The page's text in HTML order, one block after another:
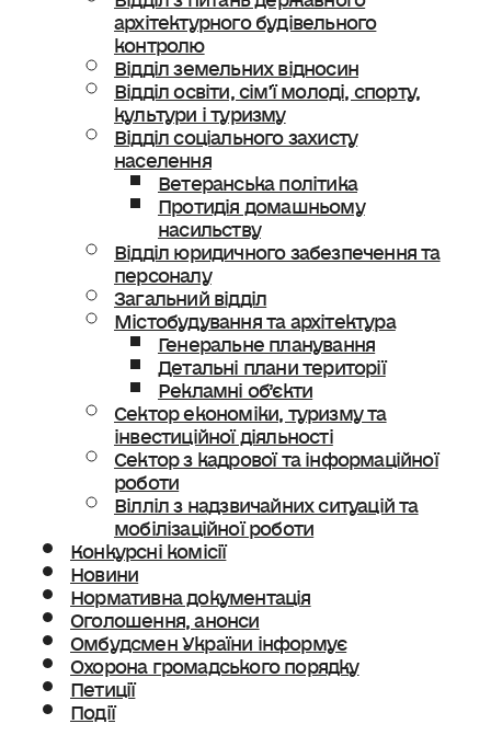
архітектурного будівельного
контролю
Відділ земельних відносин
Відділ освіти, сімʼї молоді, спорту,
культури і туризму
Відділ соціального захисту
населення
Ветеранська політика
Протидія домашньому
насильству
Відділ юридичного забезпечення та
персоналу
Загальний відділ
Містобудування та архітектура
Генеральне планування
Детальні плани території
Рекламні об’єкти
Сектор економіки, туризму та
інвестиційної діяльності
Сектор з кадрової та інформаційної
роботи
Вілліл з надзвичайних ситуацій та
мобілізаційної роботи
Конкурсні комісії
Новини
Нормативна документація
Оголошення, анонси
Омбудсмен України інформує
Охорона громадського порядку
Петиції
Події